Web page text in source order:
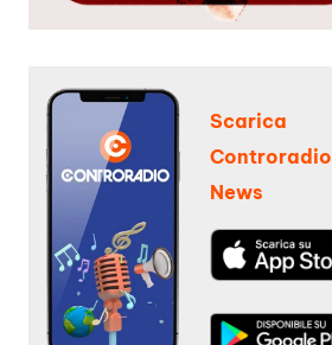
Scarica
Controradio
News